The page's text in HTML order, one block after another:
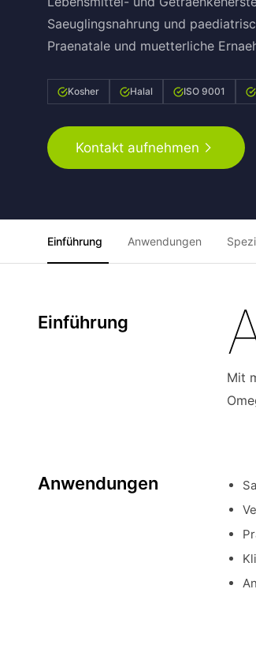
Saeuglingsnahrung und
Praenatale und muetterliche
Kosher Halal ISO 9001
Kontakt aufnehmen
Einführung Anwendungen
Einführung
Mit
Anwendungen